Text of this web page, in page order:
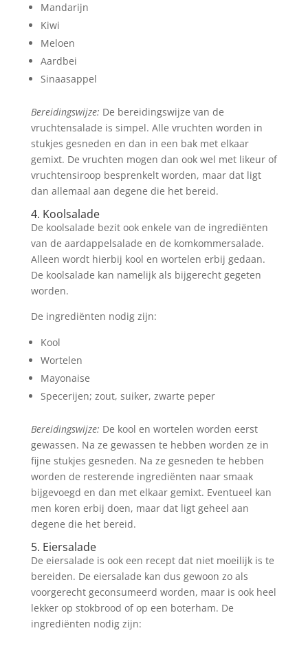
Mandarijn
Kiwi
Meloen
Aardbei
Sinaasappel
Bereidingswijze: De bereidingswijze van de
vruchtensalade is simpel. Alle vruchten worden in
stukjes gesneden en dan in een bak met elkaar
gemixt. De vruchten mogen dan ook wel met likeur of
vruchtensiroop besprenkelt worden, maar dat ligt
dan allemaal aan degene die het bereid.
4. Koolsalade
De koolsalade bezit ook enkele van de ingrediënten
van de aardappelsalade en de komkommersalade.
Alleen wordt hierbij kool en wortelen erbij gedaan.
De koolsalade kan namelijk als bijgerecht gegeten
worden.
De ingrediënten nodig zijn:
Kool
Wortelen
Mayonaise
Specerijen; zout, suiker, zwarte peper
Bereidingswijze: De kool en wortelen worden eerst
gewassen. Na ze gewassen te hebben worden ze in
fijne stukjes gesneden. Na ze gesneden te hebben
worden de resterende ingrediënten naar smaak
bijgevoegd en dan met elkaar gemixt. Eventueel kan
men koren erbij doen, maar dat ligt geheel aan
degene die het bereid.
5. Eiersalade
De eiersalade is ook een recept dat niet moeilijk is te
bereiden. De eiersalade kan dus gewoon zo als
voorgerecht geconsumeerd worden, maar is ook heel
lekker op stokbrood of op een boterham. De
ingrediënten nodig zijn: